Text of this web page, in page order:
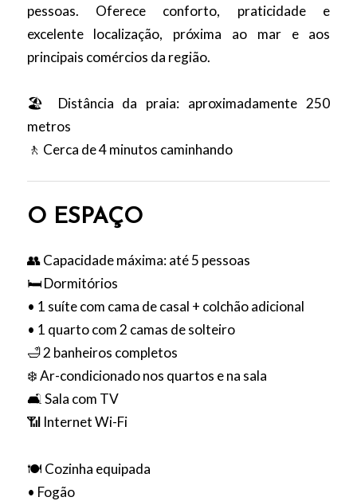
pessoas. Oferece conforto, praticidade e
excelente localização, próxima ao mar e aos
principais comércios da região.
🏖️ Distância da praia: aproximadamente 250
metros
🚶 Cerca de 4 minutos caminhando
O ESPAÇO
👥 Capacidade máxima: até 5 pessoas
🛏️ Dormitórios
• 1 suíte com cama de casal + colchão adicional
• 1 quarto com 2 camas de solteiro
🛁 2 banheiros completos
❄️ Ar-condicionado nos quartos e na sala
🛋️ Sala com TV
📶 Internet Wi-Fi
🍽️ Cozinha equipada
• Fogão